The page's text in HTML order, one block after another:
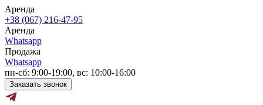
Аренда
+38 (067) 216-47-95
Аренда
Whatsapp
Продажа
Whatsapp
пн-сб: 9:00-19:00, вс: 10:00-16:00
Заказать звонок